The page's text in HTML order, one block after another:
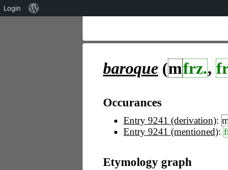
baroque (mfrz.,
Occurances
Entry 9241 (derivation):
Entry 9241 (mentioned):
Etymology graph
Login